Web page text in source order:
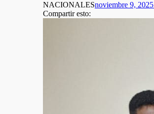
NACIONALESnoviembre 9, 2025
Compartir esto: